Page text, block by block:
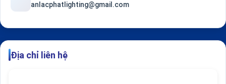
anlacphatlighting@gmail.com
Địa chỉ liên hệ